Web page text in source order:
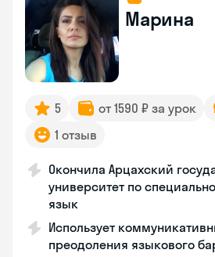
Марина
5 от 1590 ₽ за урок
1 отзыв
Окончила Арцахский
университет по
язык
Использует
преодоления языкового